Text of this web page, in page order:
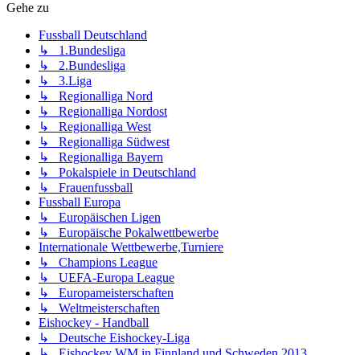
Gehe zu
Fussball Deutschland
↳ 1.Bundesliga
↳ 2.Bundesliga
↳ 3.Liga
↳ Regionalliga Nord
↳ Regionalliga Nordost
↳ Regionalliga West
↳ Regionalliga Südwest
↳ Regionalliga Bayern
↳ Pokalspiele in Deutschland
↳ Frauenfussball
Fussball Europa
↳ Europäischen Ligen
↳ Europäische Pokalwettbewerbe
Internationale Wettbewerbe,Turniere
↳ Champions League
↳ UEFA-Europa League
↳ Europameisterschaften
↳ Weltmeisterschaften
Eishockey - Handball
↳ Deutsche Eishockey-Liga